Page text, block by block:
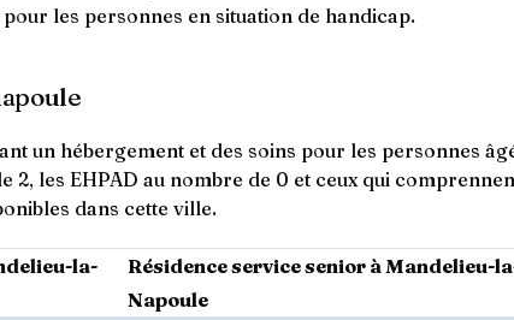
les personnes en situation de handicap.
un hébergement et des soins pour les personnes
les EHPAD au nombre de 0 et ceux qui
dans cette ville.
la-
Résidence service senior à Mandelieu-
Napoule